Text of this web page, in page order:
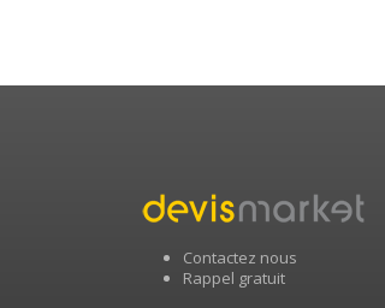
Contactez nous
Rappel gratuit